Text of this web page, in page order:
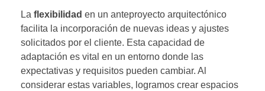
La flexibilidad en un anteproyecto arquitectónico
facilita la incorporación de nuevas ideas y ajustes
solicitados por el cliente. Esta capacidad de
adaptación es vital en un entorno donde las
expectativas y requisitos pueden cambiar. Al
considerar estas variables, logramos crear espacios